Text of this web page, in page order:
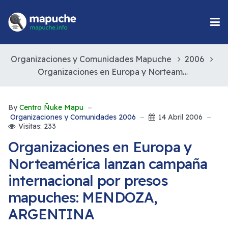
Organizaciones y Comunidades Mapuche
2006
Organizaciones en Europa y Norteamérica lanzan campaña internacional por presos mapuches: MENDOZA, ARGENTINA
By Centro Ñuke Mapu
Organizaciones y Comunidades 2006
14 Abril 2006
Visitas: 233
Organizaciones en Europa y
Norteamérica lanzan campaña
internacional por presos
mapuches: MENDOZA,
ARGENTINA